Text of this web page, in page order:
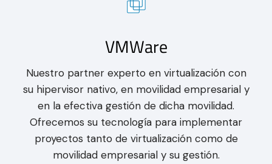
VMWare
Nuestro partner experto en virtualización con
su hipervisor nativo, en movilidad empresarial y
en la efectiva gestión de dicha movilidad.
Ofrecemos su tecnología para implementar
proyectos tanto de virtualización como de
movilidad empresarial y su gestión.